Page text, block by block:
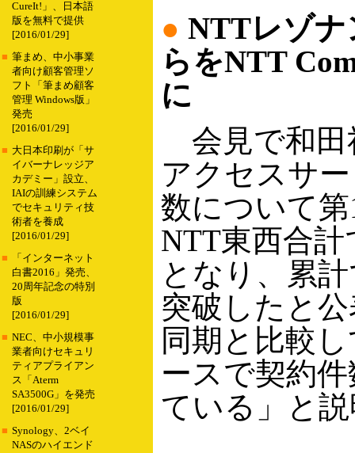
CureIt!」、日本語
版を無料で提供
[2016/01/29]
■ 筆まめ、中小事業
者向け顧客管理ソ
フト「筆まめ顧客
管理 Windows版」
発売
[2016/01/29]
■ 大日本印刷が「サ
イバーナレッジア
カデミー」設立、
IAIの訓練システム
でセキュリティ技
術者を養成
[2016/01/29]
■
「インターネット
白書2016」発売、
20周年記念の特別
版
[2016/01/29]
■ NEC、中小規模事
業者向けセキュリ
ティアプライアン
ス「Aterm
SA3500G」を発売
[2016/01/29]
■ Synology、2ベイ
NASのハイエンド
● NTTレゾ
らをNTT
に
会見で和田
アクセスサ
数について
NTT東西合計
となり、累
突破したと
同期と比較
ースで契約
ている」と